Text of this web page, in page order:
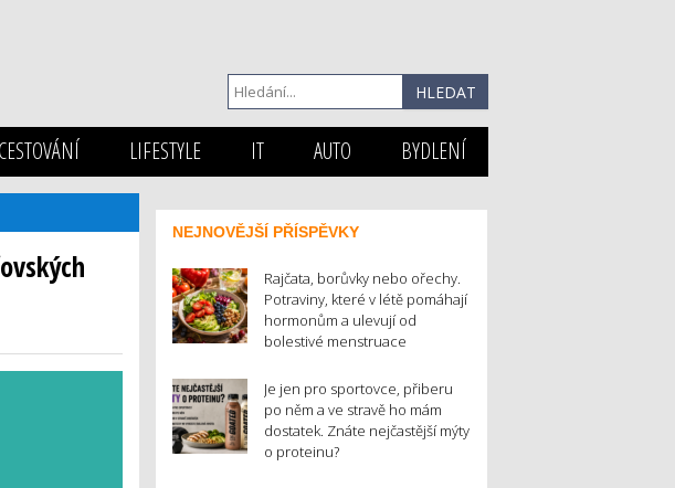
CESTOVÁNÍ LIFESTYLE IT AUTO BYDLENÍ
NEJNOVĚJŠÍ PŘÍSPĚVKY
Rajčata, borůvky nebo ořechy.
Potraviny, které v létě pomáhají
hormonům a ulevují od
bolestivé menstruace
Je jen pro sportovce, přiberu
po něm a ve stravě ho mám
dostatek. Znáte nejčastější mýty
o proteinu?